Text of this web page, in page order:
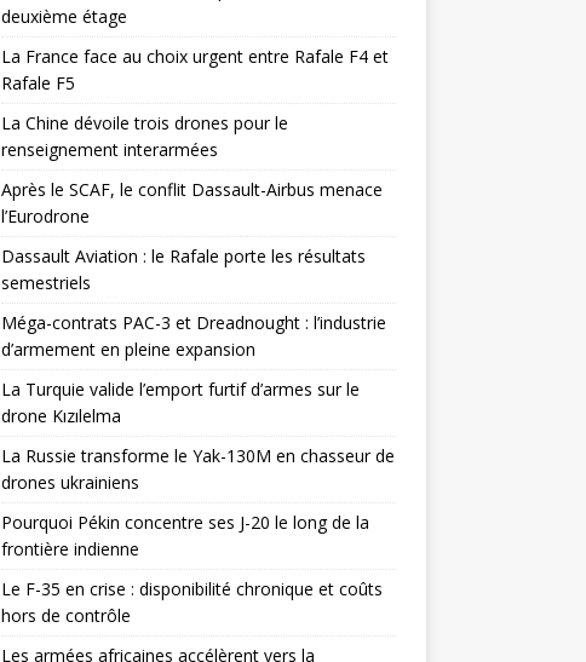
deuxième étage
La France face au choix urgent entre Rafale F4 et
Rafale F5
La Chine dévoile trois drones pour le
renseignement interarmées
Après le SCAF, le conflit Dassault-Airbus menace
l’Eurodrone
Dassault Aviation : le Rafale porte les résultats
semestriels
Méga-contrats PAC-3 et Dreadnought : l’industrie
d’armement en pleine expansion
La Turquie valide l’emport furtif d’armes sur le
drone Kızılelma
La Russie transforme le Yak-130M en chasseur de
drones ukrainiens
Pourquoi Pékin concentre ses J-20 le long de la
frontière indienne
Le F-35 en crise : disponibilité chronique et coûts
hors de contrôle
Les armées africaines accélèrent vers la